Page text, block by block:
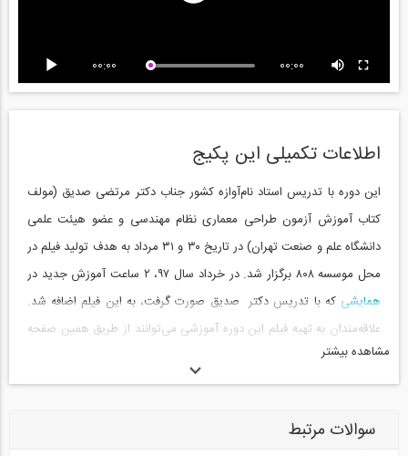
00:00 00:00
اطلاعات تکمیلی این پکیج
این دوره با تدریس استاد نام‌آوازه کشور جناب دکتر مرتضی صدیق (مولف
کتاب آموزش آزمون طراحی معماری نظام مهندسی و عضو هیئت علمی
دانشگاه علم و صنعت تهران) در تاریخ ۳۰ و ۳۱ مرداد به هدف تولید فیلم در
محل موسسه ۸۰۸ برگزار شد. در خرداد سال ۹۷، ۲ ساعت آموزش جدید در
همایشی که با تدریس دکتر صدیق صورت گرفت، به این فیلم اضافه شد.
علاقه‌مندان به تهیه فیلم این دوره آموزشی می‌توانند از طریق همین صفحه
آنلاین تهیه کنید.
-------------------------------------------
مشاهده بیشتر
سوالات مرتبط